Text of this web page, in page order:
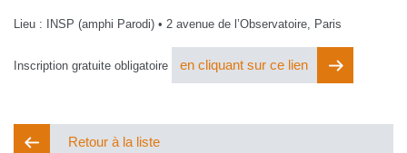
Lieu : INSP (amphi Parodi) • 2 avenue de l’Observatoire, Paris
Inscription gratuite obligatoire en cliquant sur ce lien
Retour à la liste